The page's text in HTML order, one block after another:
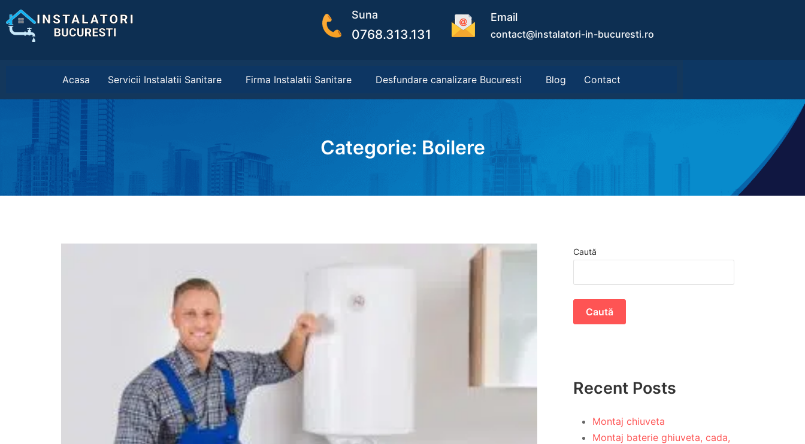
Suna
0768.313.131
Email
contact@instalatori-in-bucuresti.ro
Acasa Servicii Instalatii Sanitare Firma Instalatii Sanitare Desfundare canalizare Bucuresti Blog Contact
Categorie: Boilere
Caută
Caută
Recent Posts
Montaj chiuveta
Montaj baterie ghiuveta, cada,